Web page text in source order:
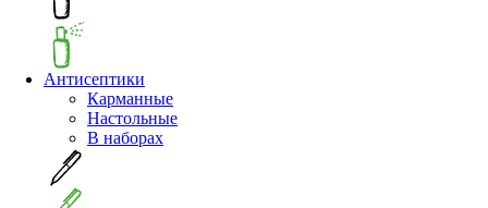
Антисептики
Карманные
Настольные
В наборах